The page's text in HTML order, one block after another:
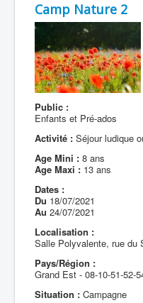
Camp Nature 2
Public :
Enfants et Pré-ados
Activité : Séjour ludique
Age Mini : 8 ans
Age Maxi : 13 ans
Dates :
Du 18/07/2021
Au 24/07/2021
Localisation :
Salle Polyvalente, rue du
Pays/Région :
Grand Est - 08-10-51-52-
Situation : Campagne